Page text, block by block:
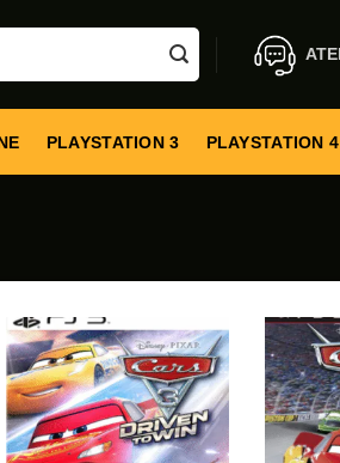
PLAYSTATION 3 PLAYSTATION 4